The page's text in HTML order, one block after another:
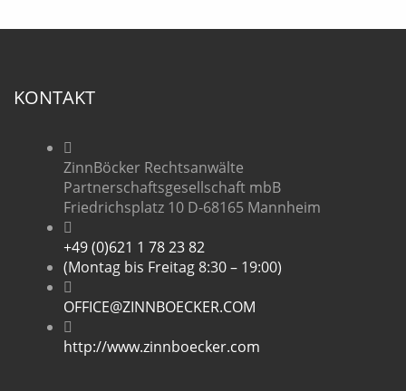
KONTAKT
ZinnBöcker Rechtsanwälte
Partnerschaftsgesellschaft mbB
Friedrichsplatz 10 D-68165 Mannheim
+49 (0)621 1 78 23 82
(Montag bis Freitag 8:30 – 19:00)
OFFICE@ZINNBOECKER.COM
http://www.zinnboecker.com